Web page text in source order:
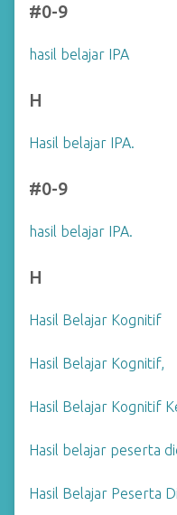
#0-9
hasil belajar IPA
H
Hasil belajar IPA.
#0-9
hasil belajar IPA.
H
Hasil Belajar Kognitif
Hasil Belajar Kognitif,
Hasil Belajar Kognitif
Hasil belajar peserta
Hasil Belajar Peserta